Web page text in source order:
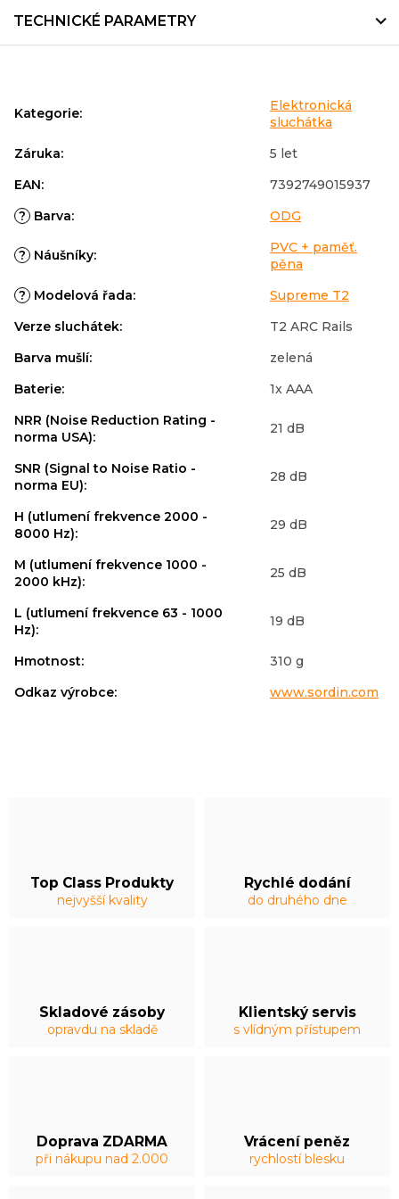
Top Class Produkty
nejvyšší kvality
Rychlé dodání
do druhého dne
Skladové zásoby
opravdu na skladě
Klientský servis
s vlídným přístupem
Doprava ZDARMA
při nákupu nad 2.000
Vrácení peněz
rychlostí blesku
TECHNICKÉ PARAMETRY
Kategorie:
Elektronická
sluchátka
Záruka:
5 let
EAN:
7392749015937
?
Barva: ODG
? Náušníky:
PVC + paměť.
pěna
?
Modelová řada:
Supreme T2
Verze sluchátek:
T2 ARC Rails
Barva mušlí:
zelená
Baterie:
1x AAA
NRR (Noise Reduction Rating -
norma USA):
21 dB
SNR (Signal to Noise Ratio -
norma EU):
28 dB
H (utlumení frekvence 2000 -
8000 Hz):
29 dB
M (utlumení frekvence 1000 -
2000 kHz):
25 dB
L (utlumení frekvence 63 - 1000
Hz):
19 dB
Hmotnost:
310 g
Odkaz výrobce: www.sordin.com